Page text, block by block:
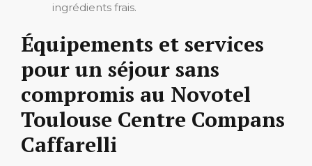
ingrédients frais.
Équipements et services
pour un séjour sans
compromis au Novotel
Toulouse Centre Compans
Caffarelli